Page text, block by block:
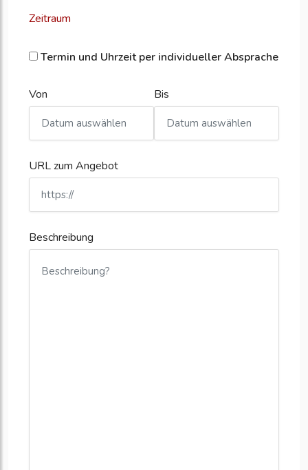
Zeitraum
Termin und Uhrzeit per individueller Absprache
Von Bis
URL zum Angebot
Beschreibung